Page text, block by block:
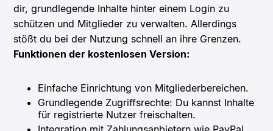
dir, grundlegende Inhalte hinter einem Login zu
schützen und Mitglieder zu verwalten. Allerdings
stößt du bei der Nutzung schnell an ihre Grenzen.
Funktionen der kostenlosen Version:
Einfache Einrichtung von Mitgliederbereichen.
Grundlegende Zugriffsrechte: Du kannst Inhalte
für registrierte Nutzer freischalten.